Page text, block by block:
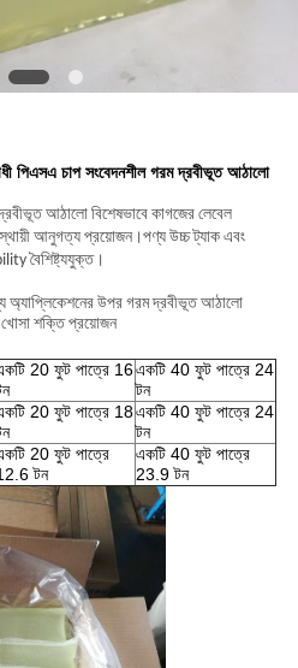
পিএসএ চাপ সংবেদনশীল গরম দ্রবীভূত আঠালো
আঠালো বিশেষভাবে কাগজের লেবেল
আনুগত্য প্রয়োজন।পণ্য উচ্চ ট্যাক এবং
বৈশিষ্ট্যযুক্ত।
অ্যাপ্লিকেশনের উপর গরম দ্রবীভূত আঠালো
খোসা শক্তি প্রয়োজন
20 ফুট পাত্রে 16একটি 40 ফুট পাত্রে 24
টন
20 ফুট পাত্রে 18একটি 40 ফুট পাত্রে 24
টন
20 ফুট পাত্রে
টন
একটি 40 ফুট পাত্রে
23.9 টন